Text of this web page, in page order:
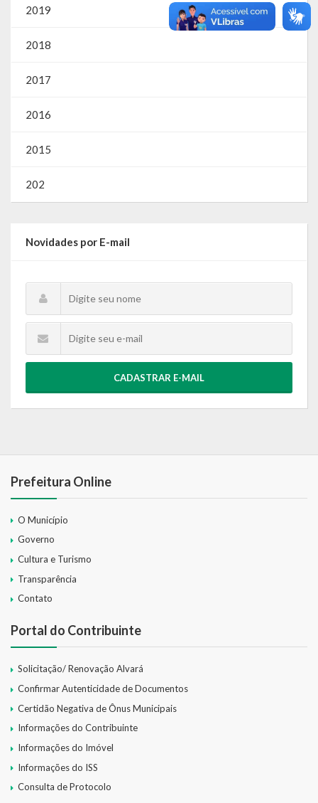
2019
2018
2017
2016
2015
202
Novidades por E-mail
CADASTRAR E-MAIL
Prefeitura Online
O Município
Governo
Cultura e Turismo
Transparência
Contato
Portal do Contribuinte
Solicitação/ Renovação Alvará
Confirmar Autenticidade de Documentos
Certidão Negativa de Ônus Municipais
Informações do Contribuinte
Informações do Imóvel
Informações do ISS
Consulta de Protocolo